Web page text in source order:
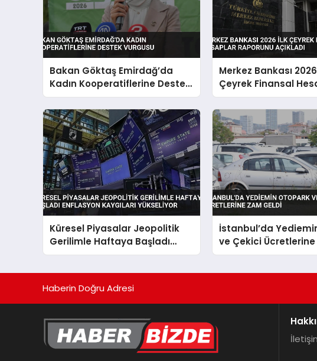
Bakan Göktaş Emirdağ’da
Kadın Kooperatiflerine Destek
Vurgusu
Merkez Bankası
Çeyrek Finansal
Raporunu Açıkladı
Küresel Piyasalar Jeopolitik
Gerilimle Haftaya Başladı
Enflasyon Kaygıları Yükseliyor
İstanbul’da
ve Çekici
Geldi
Haberin Doğru Adresi